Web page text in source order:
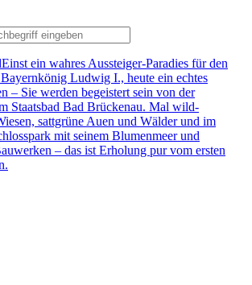
Einst ein wahres Aussteiger-Paradies für den
Ludwig I., heute ein echtes
– Sie werden begeistert sein von der
Staatsbad Bad Brückenau. Mal wild-
sattgrüne Auen und Wälder und im
mit seinem Blumenmeer und
– das ist Erholung pur vom ersten